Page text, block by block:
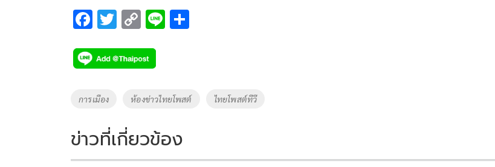
F
e
b
o
k
T
tt
er
C
p
y
Li
k
Li
Tags
การเมือง ห้องข่าวไทยโพสต์ ไทยโพสต์ทีวี
ข่าวที่เกี่ยวข้อง